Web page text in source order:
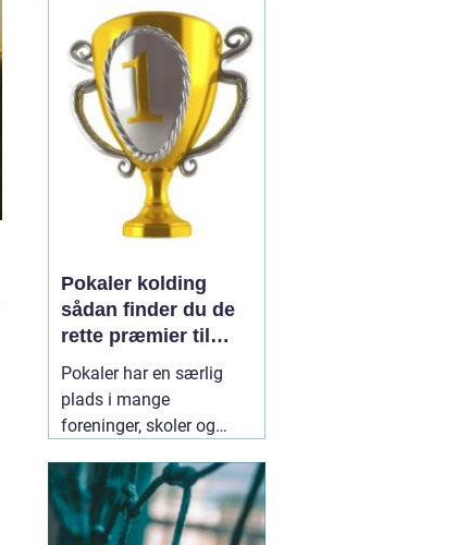
Mange kigger mod de
lange, lavvandede
strande og stabile vinde i
Nordsjælland, når de
vil...
Pokaler kolding
sådan finder du de
rette præmier til
enhver begivenhed
Pokaler har en særlig
plads i mange
foreninger, skoler og
Trekantsområdet. En
pokal markerer ikke kun
en sejr, men også